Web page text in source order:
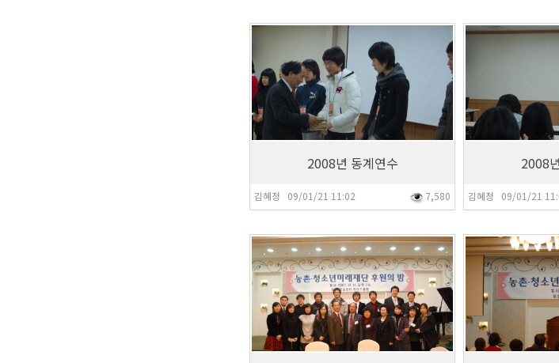
7,580
2008년 동계연수
김혜정 09/01/21 11:02 7,580
7,492
2008
김혜정 09/01/21
8,724 7,914